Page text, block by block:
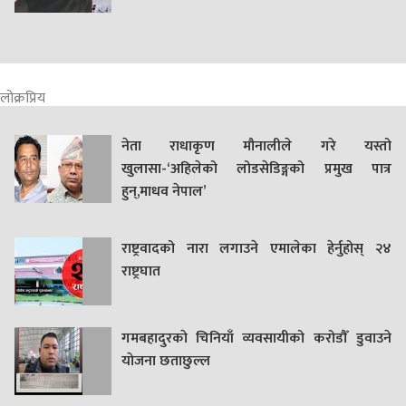
लोक्रप्रिय
नेता राधाकृण मौनालीले गरे यस्तो
खुलासा-‘अहिलेको लोडसेडिङ्गको प्रमुख पात्र
हुन्,माधव नेपाल’
राष्ट्रवादको नारा लगाउने एमालेका हेर्नुहोस् २४
राष्ट्रघात
गमबहादुरकाे चिनियाँ व्यवसायीको करोडौँ डुवाउने
याेजना छताछुल्ल